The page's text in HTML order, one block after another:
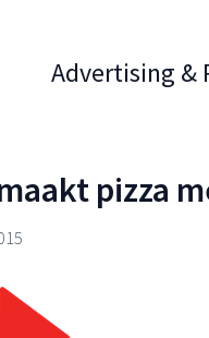
Advertising &
pizza